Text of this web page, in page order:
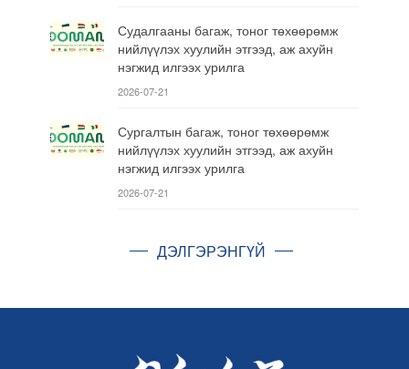
Судалгааны багаж, тоног төхөөрөмж
нийлүүлэх хуулийн этгээд, аж ахуйн
нэгжид илгээх урилга
2026-07-21
Сургалтын багаж, тоног төхөөрөмж
нийлүүлэх хуулийн этгээд, аж ахуйн
нэгжид илгээх урилга
2026-07-21
ДЭЛГЭРЭНГҮЙ